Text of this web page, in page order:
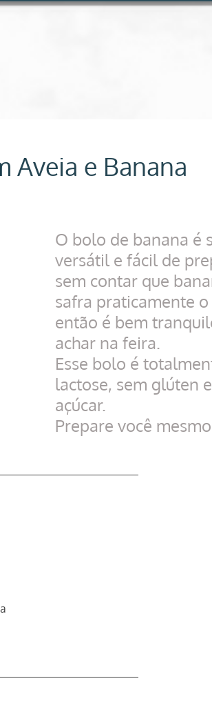
Aveia e Banana
O bolo de banana é
versátil e fácil de
sem contar que
safra praticamente
então é bem
achar na feira.
Esse bolo é
lactose, sem glúten
açúcar.
Prepare você